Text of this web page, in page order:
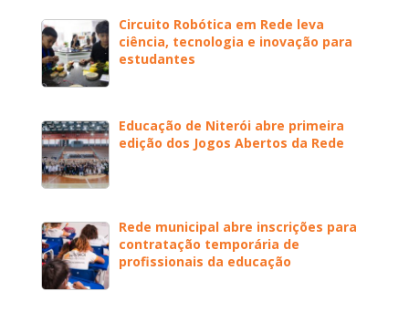
Circuito Robótica em Rede leva
ciência, tecnologia e inovação para
estudantes
Educação de Niterói abre primeira
edição dos Jogos Abertos da Rede
Rede municipal abre inscrições para
contratação temporária de
profissionais da educação